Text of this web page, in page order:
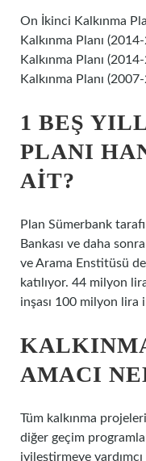
On İkinci Kalkınma
Kalkınma Planı
Kalkınma Planı
Kalkınma Planı
1 BEŞ
PLANI
AIT?
Plan Sümerbank
Bankası ve daha
ve Arama Enstitüsü
katılıyor. 44 milyon
inşası 100 milyon lira
AMACI
Tüm kalkınma
diğer geçim
iyileştirmeye yardımcı